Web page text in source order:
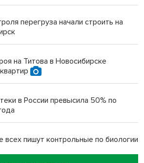
перегруза начали строить на
на Титова в Новосибирске
в России превысила 50% по
пишут контрольные по биологии